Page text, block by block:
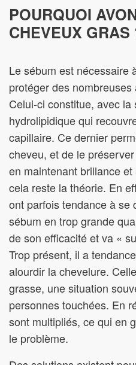
POURQUOI
CHEVEUX GRAS
Le sébum est nécessaire
protéger des
Celui-ci constitue, avec la
hydrolipidique qui
capillaire. Ce dernier
cheveu, et de le
en maintenant brillance
cela reste la théorie. En
ont parfois tendance à se
sébum en trop grande
de son efficacité et va «
Trop présent, il a
alourdir la chevelure.
grasse, une situation
personnes touchées. En
sont multipliés, ce qui en
le problème.